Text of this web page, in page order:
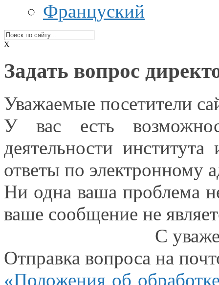
Француский
X
Задать вопрос
Уважаемые посетители
У вас есть
деятельности института
ответы по электронному
Ни одна ваша проблема
ваше сообщение не
С
Отправка вопроса на
«Положения об